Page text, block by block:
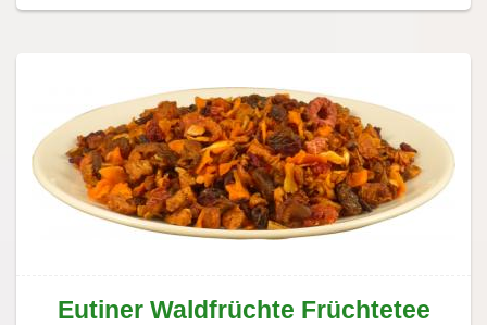
Eutiner Waldfrüchte Früchtetee